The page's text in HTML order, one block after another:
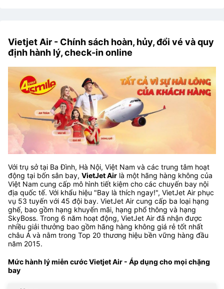
Vietjet Air - Chính sách hoàn, hủy, đổi vé và quy
định hành lý, check-in online
Với trụ sở tại Ba Đình, Hà Nội, Việt Nam và các trung tâm hoạt
động tại bốn sân bay, VietJet Air là một hãng hàng không của
Việt Nam cung cấp mô hình tiết kiệm cho các chuyến bay nội
địa quốc tế. Với khẩu hiệu "Bay là thích ngay!", VietJet Air phục
vụ 53 tuyến với 45 đội bay. VietJet Air cung cấp ba loại hạng
ghế, bao gồm hạng khuyến mãi, hạng phổ thông và hạng
SkyBoss. Trong 6 năm hoạt động, VietJet Air đã nhận được
nhiều giải thưởng bao gồm hãng hàng không giá rẻ tốt nhất
châu Á và nằm trong Top 20 thương hiệu bền vững hàng đầu
năm 2015.
Mức hành lý miễn cước Vietjet Air - Áp dụng cho mọi chặng
bay